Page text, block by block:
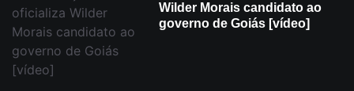
Wilder Morais candidato ao
governo de Goiás [vídeo]